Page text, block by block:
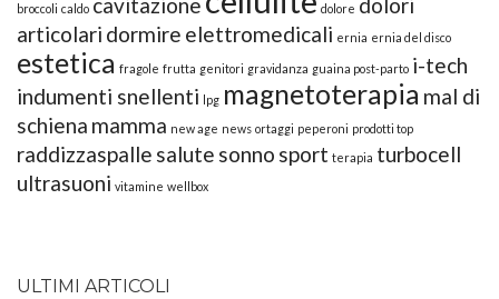
broccoli caldo cavitazione dolore dolori
articolari dormire elettromedicali ernia ernia del disco
estetica fragole frutta genitori gravidanza guaina post-parto i-tech
indumenti snellenti
lpg magnetoterapia mal di
schiena mamma new age news ortaggi peperoni prodotti top
raddizzaspalle salute sonno sport terapia turbocell
ultrasuoni vitamine wellbox
ULTIMI ARTICOLI